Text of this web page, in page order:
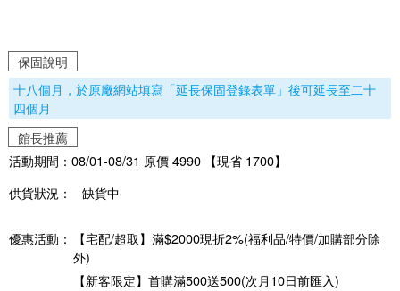
保固說明
十八個月，於原廠網站填寫「延長保固登錄表單」後可延長至二十
四個月
館長推薦
活動期間：08/01-08/31 原價 4990 【現省 1700】
供貨狀況：
缺貨中
優惠活動：
【宅配/超取】滿$2000現折2%(福利品/特價/加購部分除
外)
【新客限定】首購滿500送500(次月10日前匯入)